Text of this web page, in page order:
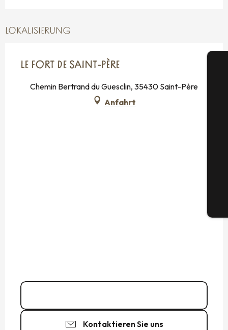
LOKALISIERUNG
LE FORT DE SAINT-PÈRE
Chemin Bertrand du Guesclin, 35430 Saint-Père
Anfahrt
Kontaktieren Sie uns